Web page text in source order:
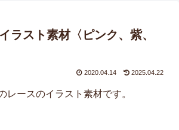
ラスト素材〈ピンク、紫、
2020.04.14 2025.04.22
レースのイラスト素材です。